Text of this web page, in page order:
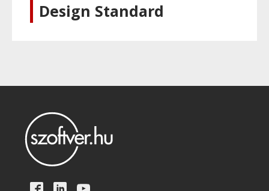
Design Standard